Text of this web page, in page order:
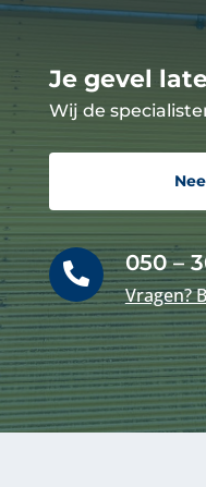
Je gevel
Wij de
 050 –
Vragen?